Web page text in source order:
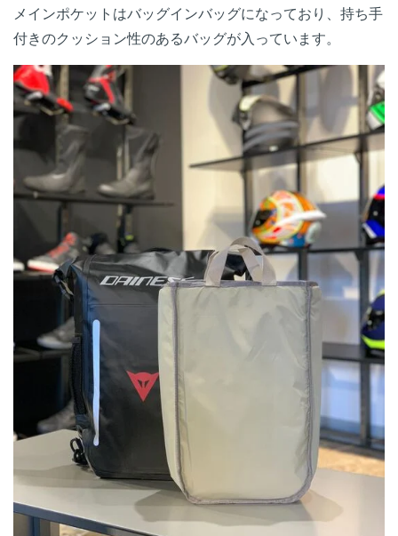
メインポケットはバッグインバッグになっており、持ち手
付きのクッション性のあるバッグが入っています。